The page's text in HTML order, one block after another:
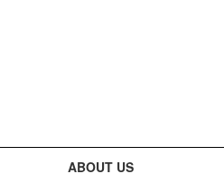
ABOUT US